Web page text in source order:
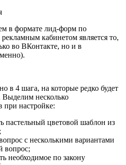
в формате лид-форм по
кабинетом является то,
во ВКонтакте, но и в
в 4 шага, на которые редко будет
Выделим несколько
при настройке:
пастельный цветовой шаблон из
с несколькими вариантами
вопрос;
необходимое по закону